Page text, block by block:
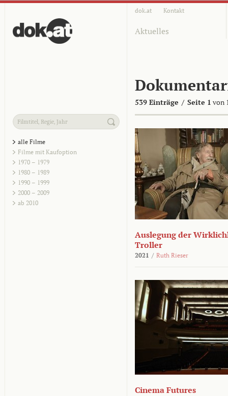
dok.at Kontakt
Aktuelles
539 Einträge / Seite 1 von
alle Filme
Filme mit Kaufoption
1970 – 1979
1980 – 1989
1990 – 1999
2000 – 2009
ab 2010
Auslegung der
Troller
2021 / Ruth Rieser
Cinema Futures